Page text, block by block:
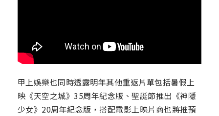
甲上娛樂也同時透露明年其他重返片單包括暑假上
映《天空之城》35周年紀念版、聖誕節推出《神隱
少女》20周年紀念版，搭配電影上映片商也將推預